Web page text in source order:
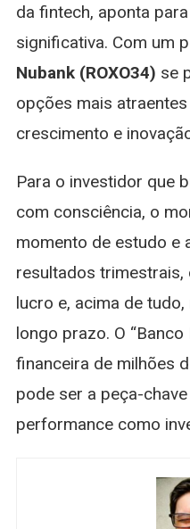
da fintech, aponta
significativa. Com um
Nubank (ROXO34) se
opções mais
crescimento e
Para o investidor que
com consciência, o
momento de estudo e
resultados trimestrais,
lucro e, acima de
longo prazo. O
financeira de milhões
pode ser a peça-
performance como